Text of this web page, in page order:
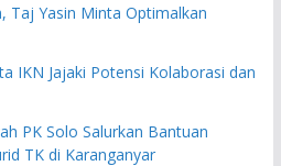
Taj Yasin Minta Optimalkan
IKN Jajaki Potensi Kolaborasi dan
PK Solo Salurkan Bantuan
TK di Karanganyar